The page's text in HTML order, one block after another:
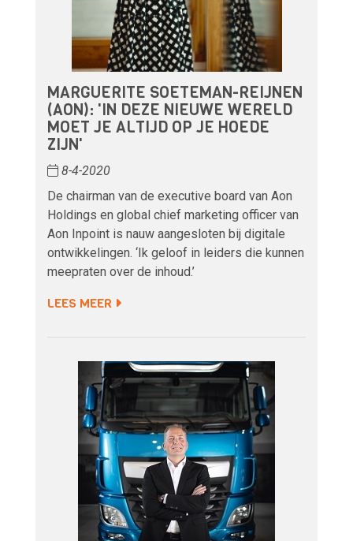
MARGUERITE SOETEMAN-REIJNEN
(AON): 'IN DEZE NIEUWE WERELD
MOET JE ALTIJD OP JE HOEDE
ZIJN'
8-4-2020
De chairman van de executive board van Aon
Holdings en global chief marketing officer van
Aon Inpoint is nauw aangesloten bij digitale
ontwikkelingen. ‘Ik geloof in leiders die kunnen
meepraten over de inhoud.’
LEES MEER